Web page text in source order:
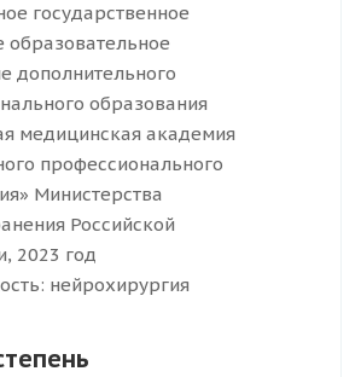
государственное
дополнительного
образования
медицинская академия
профессионального
Министерства
Российской
2023 год
нейрохирургия